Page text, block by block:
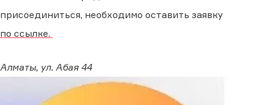
присоединиться, необходимо оставить заявку
по ссылке.
Алматы, ул. Абая 44